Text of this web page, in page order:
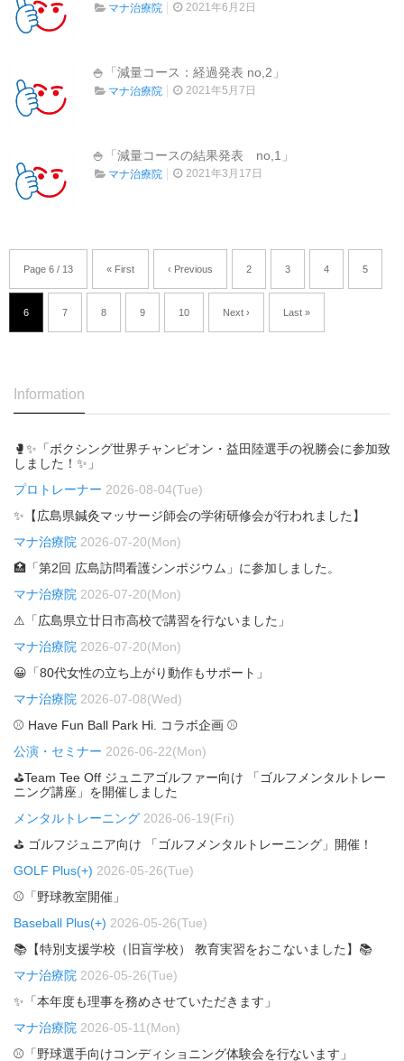
マナ治療院 2021年6月2日
🍚「減量コース：経過発表 no,2」
マナ治療院 2021年5月7日
🍚「減量コースの結果発表 no,1」
マナ治療院 2021年3月17日
Page 6 / 13 « First ‹ Previous 2 3 4 5
6 7 8 9 10 Next › Last »
Information
🥊✨「ボクシング世界チャンピオン・益田陸選手の祝勝会に参加致
しました！✨」
プロトレーナー 2026-08-04(Tue)
✨【広島県鍼灸マッサージ師会の学術研修会が行われました】
マナ治療院 2026-07-20(Mon)
🏥「第2回 広島訪問看護シンポジウム」に参加しました。
マナ治療院 2026-07-20(Mon)
⚠「広島県立廿日市高校で講習を行ないました」
マナ治療院 2026-07-20(Mon)
😀「80代女性の立ち上がり動作もサポート」
マナ治療院 2026-07-08(Wed)
⚾ Have Fun Ball Park Hi. コラボ企画 ⚾
公演・セミナー 2026-06-22(Mon)
⛳Team Tee Off ジュニアゴルファー向け 「ゴルフメンタルトレー
ニング講座」を開催しました
メンタルトレーニング 2026-06-19(Fri)
⛳ ゴルフジュニア向け 「ゴルフメンタルトレーニング」開催！
GOLF Plus(+) 2026-05-26(Tue)
⚾「野球教室開催」
Baseball Plus(+) 2026-05-26(Tue)
📚【特別支援学校（旧盲学校） 教育実習をおこないました】📚
マナ治療院 2026-05-26(Tue)
✨「本年度も理事を務めさせていただきます」
マナ治療院 2026-05-11(Mon)
⚾「野球選手向けコンディショニング体験会を行ないます」